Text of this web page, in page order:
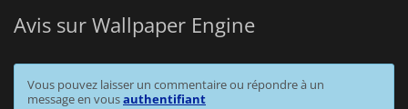
Avis sur Wallpaper Engine
Vous pouvez laisser un commentaire ou répondre à un
message en vousauthentifiant